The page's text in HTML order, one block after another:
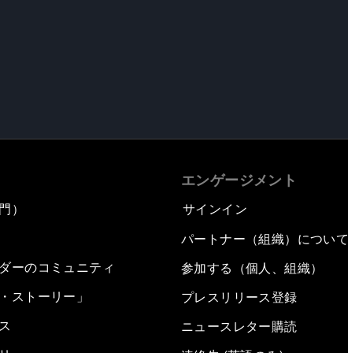
）
ーのコミュニティ
ストーリー」
エンゲージメント
サインイン
パートナー（組織）について
参加する（個人、組織）
プレスリリース登録
ニュースレター購読